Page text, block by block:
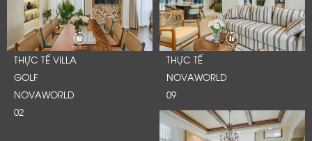
THỰC TẾ VILLA
GOLF
NOVAWORLD
02
THỰC TẾ
NOVAWORLD
09